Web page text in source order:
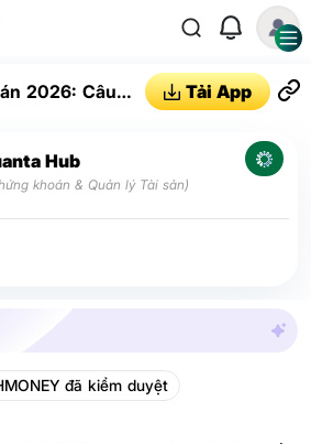
2026: Câu
đồng
Tải App
Hub
khoán & Quản lý Tài sản)
đã kiểm duyệt